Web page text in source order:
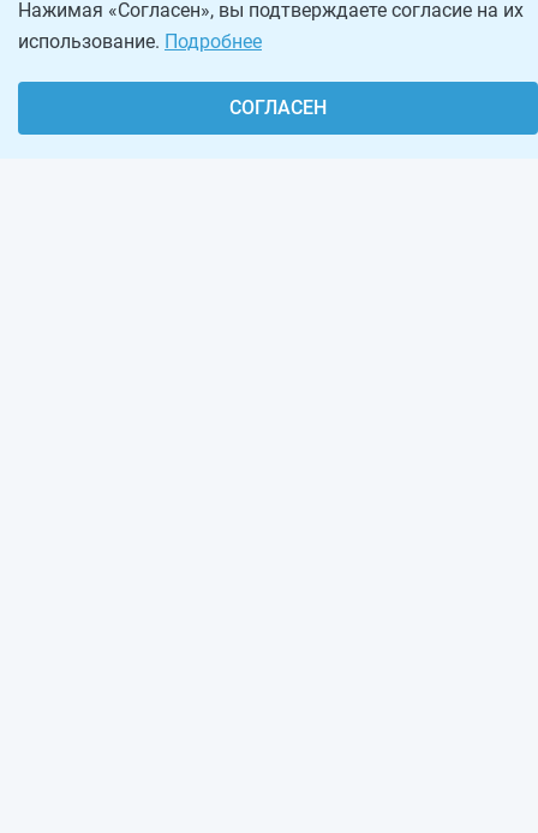
Нажимая «Согласен», вы подтверждаете согласие на их
использование. Подробнее
СОГЛАСЕН